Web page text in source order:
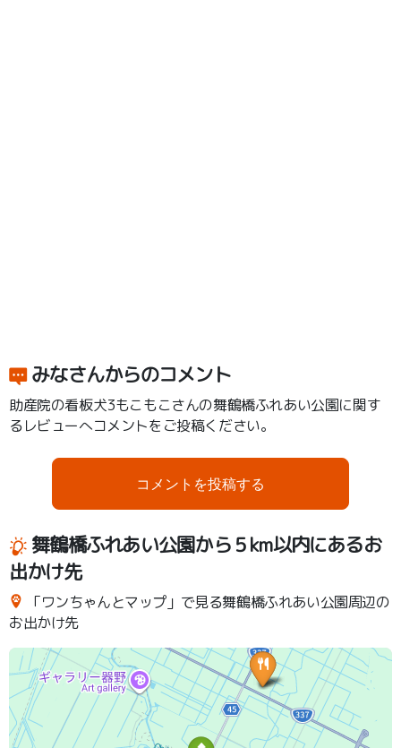
みなさんからのコメント
助産院の看板犬3もこもこさんの舞鶴橋ふれあい公園に関す
るレビューへコメントをご投稿ください。
コメントを投稿する
舞鶴橋ふれあい公園から５km以内にあるお
出かけ先
「ワンちゃんとマップ」で見る舞鶴橋ふれあい公園周辺の
お出かけ先